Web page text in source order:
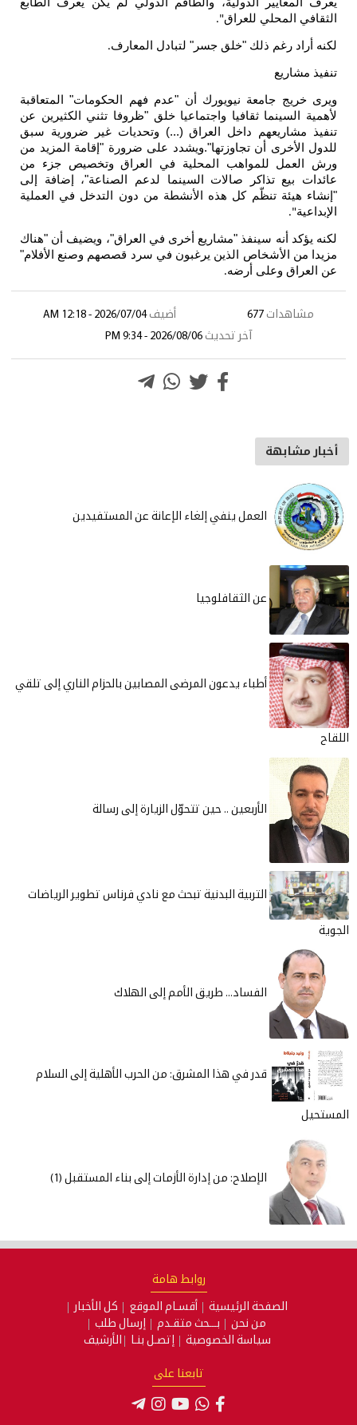
الدولية، والطاقم الدولي لم يكن يعرف الطابع
للعراق".
"خلق جسر" لتبادل المعارف.
نيويورك أن "عدم فهم الحكومات" المتعاقبة
ثقافيا واجتماعيا خلق "ظروفا تثني الكثيرين عن
داخل العراق (...) وتحديات غير ضرورية سبق
تجاوزتها".ويشدد على ضرورة "إقامة المزيد من
المحلية في العراق وتخصيص جزء من
صالات السينما لدعم الصناعة"، إضافة إلى
كل هذه الأنشطة من دون التدخل في العملية
"مشاريع أخرى في العراق"، ويضيف أن "هناك
الذين يرغبون في سرد قصصهم وصنع الأفلام"
أرضه .
أضيف
2026/08/06 - 9:34 PM
ينفي إلغاء الإعانة عن المستفيدين
الثقافلوجيا
يدعون المرضى المصابين بالحزام الناري إلى تلقي
.. حين تتحوّل الزيارة إلى رسالة
البدنية تبحث مع نادي فرناس تطوير الرياضات
طريق الأمم إلى الهلاك
في هذا المشرق: من الحرب الأهلية إلى السلام
من إدارة الأزمات إلى بناء المستقبل (1)
أقسـام الموقع
كل الأخبار
بـــحث متقـدم
إرسال طلب
إتصـل بنـا الأرشيف